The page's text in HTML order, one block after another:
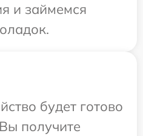
и займемся
будет готово
получите